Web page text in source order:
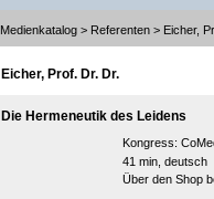
Medienkatalog > Referenten > Eicher,
Eicher, Prof. Dr. Dr.
Die Hermeneutik des Leidens
Kongress:
41 min, deutsch
Über den Shop